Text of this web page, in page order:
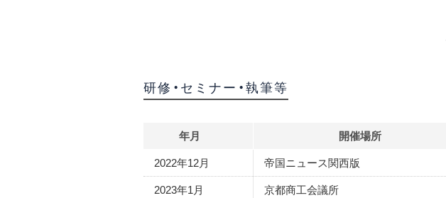
研修・セミナー・執筆等
年月 開催場所
2022年12月
帝国ニュース関西版
2023年1月
京都商工会議所